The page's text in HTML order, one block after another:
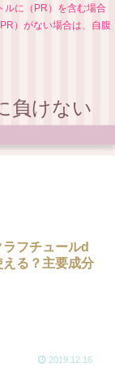
ルに（PR）を含む場合
）がない場合は、自腹
負けない
フチュールd
る？主要成分
2019.12.16